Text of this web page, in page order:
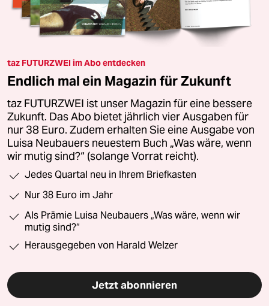
taz FUTURZWEI im Abo entdecken
Endlich mal ein Magazin für Zukunft
taz FUTURZWEI ist unser Magazin für eine bessere
Zukunft. Das Abo bietet jährlich vier Ausgaben für
nur 38 Euro. Zudem erhalten Sie eine Ausgabe von
Luisa Neubauers neuestem Buch „Was wäre, wenn
wir mutig sind?“ (solange Vorrat reicht).
Jedes Quartal neu in Ihrem Briefkasten
Nur 38 Euro im Jahr
Als Prämie Luisa Neubauers „Was wäre, wenn wir
mutig sind?“
Herausgegeben von Harald Welzer
Jetzt abonnieren